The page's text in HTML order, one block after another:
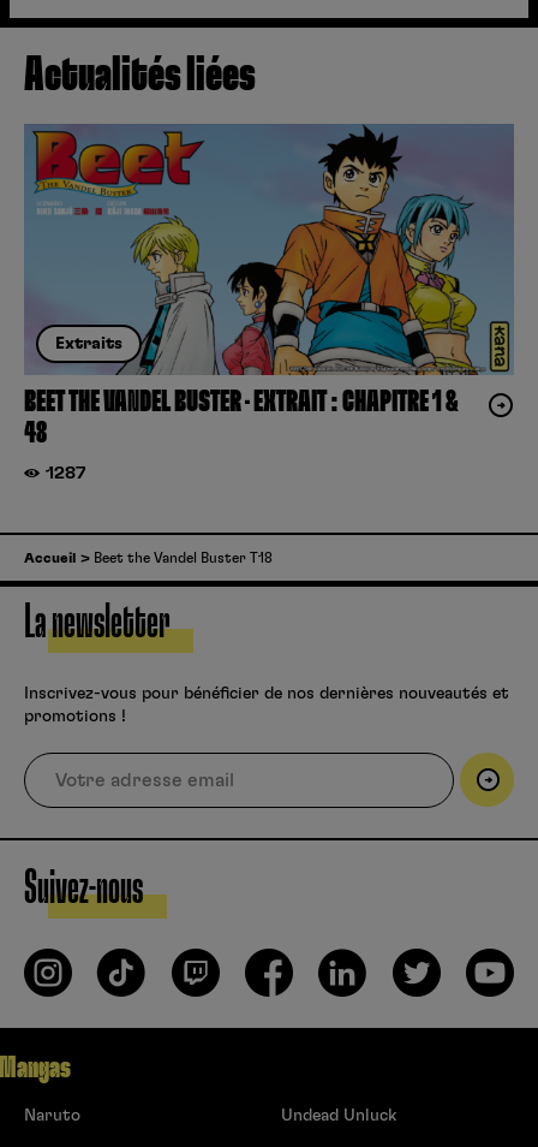
Actualités liées
Extraits
BEET THE VANDEL BUSTER – EXTRAIT : CHAPITRE 1 &
48
1287
Accueil Beet the Vandel Buster T18
La newsletter
Inscrivez-vous pour bénéficier de nos dernières nouveautés et
promotions !
Suivez-nous
Mangas
Naruto Undead Unluck